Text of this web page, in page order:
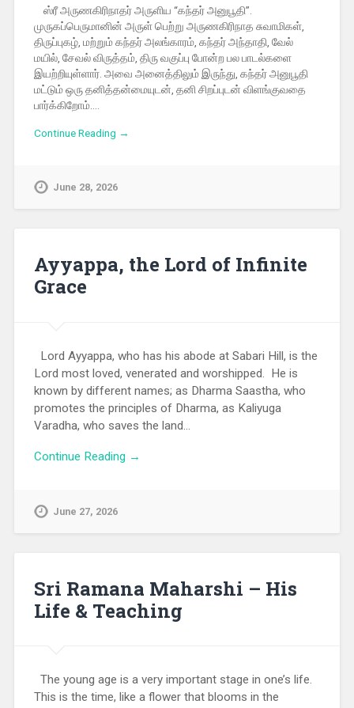
ஸ்ரீ அருணகிரிநாதர் அருளிய “கந்தர் அனுபூதி”.
முருகப்பெருமானின் அருள் பெற்று அருணகிரிநாத சுவாமிகள்,
திருப்புகழ், மற்றும் கந்தர் அலங்காரம், கந்தர் அந்தாதி, வேல்
மயில், சேவல் விருத்தம், திரு வகுப்பு போன்ற பல பாடல்களை
இயற்றியுள்ளார். அவை அனைத்திலும் இருந்து, கந்தர் அனுபூதி
மட்டும் ஒரு தனித்தன்மையுடன், தனி சிறப்புடன் விளங்குவதை
பார்க்கிறோம்….
Continue Reading →
June 28, 2026
Ayyappa, the Lord of Infinite
Grace
Lord Ayyappa, who has his abode at Sabari Hill, is the
Lord most loved, venerated and worshipped. He is
known by different names; as Dharma Saastha, who
promotes the principles of Dharma, as Kaliyuga
Varadha, who saves the land…
Continue Reading →
June 27, 2026
Sri Ramana Maharshi – His
Life & Teaching
The young age is a very important stage in one’s life.
This is the time, like a flower that blooms in the